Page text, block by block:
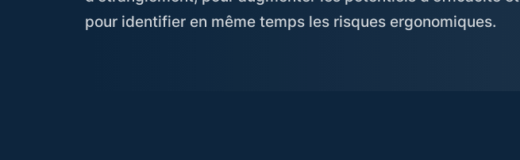
pour identifier en même temps les risques ergonomiques.